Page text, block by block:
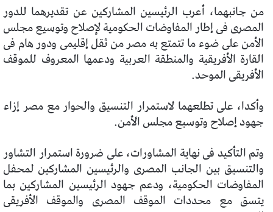
من جانبهما، أعرب الرئيسين المشاركين عن تقديرهما للدور
المصرى فى إطار المفاوضات الحكومية لإصلاح وتوسيع مجلس
الأمن على ضوء ما تتمتع به مصر من ثقل إقليمى ودور هام فى
القارة الأفريقية والمنطقة العربية ودعمها المعروف للموقف
الأفريقى الموحد.
وأكدا، على تطلعهما لاستمرار التنسيق والحوار مع مصر إزاء
جهود إصلاح وتوسيع مجلس الأمن.
وتم التأكيد فى نهاية المشاورات، على ضرورة استمرار التشاور
والتنسيق بين الجانب المصرى والرئيسين المشاركين لمحفل
المفاوضات الحكومية، ودعم جهود الرئيسين المشاركين بما
يتسق مع محددات الموقف المصرى والموقف الأفريقى